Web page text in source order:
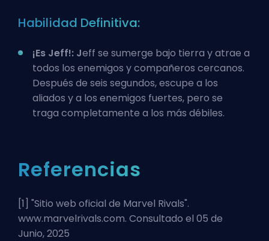
Habilidad Definitiva:
¡Es Jeff!: Jeff se sumerge bajo tierra y atrae a
todos los enemigos y compañeros cercanos.
Después de seis segundos, escupe a los
aliados y a los enemigos fuertes, pero se
traga completamente a los más débiles.
Referencias
[1] "Sitio web oficial de Marvel Rivals".
www.marvelrivals.com. Consultado el 05 de
Junio, 2025